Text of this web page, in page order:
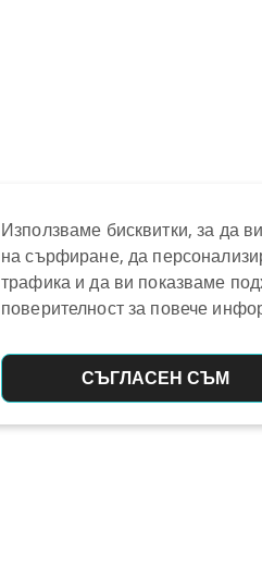
Използваме бисквитки, за да
на сърфиране, да
трафика и да ви показваме
поверителност за повече
СЪГЛАСЕН СЪМ